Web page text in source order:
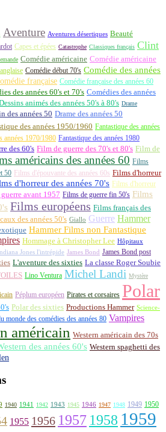
Aventure Aventures désertiques Beauté
Capes et épées Catastrophe Classiques français Clint
Comédie américaine Comédie américaine
Comédie début 70's Comédie des années
française Comédie française des années 60
des années 60's et 70's Comédies des années
animés des années 50's à 80's Drame
des années 50 Drame des années 50
des années 1950/1960 Fantastique des années
années 1970/1980 Fantastique des années 1980
des 60's Film de guerre des 70's et 80's Film de
américains des années 60 Films
50 Films d'épouvante des années 60s Films d'horreur
d'horreur des années 70's Films d'horreur
avant 1957 Films de guerre fin 50's Films
Films européens Films français des
des années 50's Giallo Guerre Hammer
Hammer Films non Fantastique
Hommage à Christopher Lee Hôpitaux
Jones l'intrépide James Bond James Bond post
L'aventure des sixties La classe Roger Soubie
Lino Ventura Michel Landi Mystère
Péplum européen Pirates et corsaires Polar
Polar des sixties Productions Hammer Science-
monde des comédies des années 80 Vampires
américain Western américain des 70s
des années 60's Western spaghetti des
1940 1941 1942 1943 1945 1946 1947 1948 1949 1950
1955 1956 1957 1958 1959